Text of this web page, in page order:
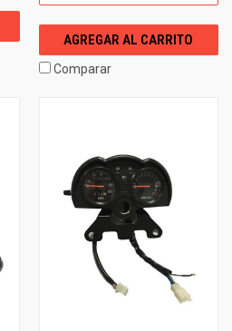
AGREGAR AL CARRITO
Comparar